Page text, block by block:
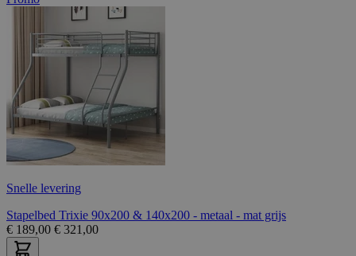
Snelle levering
Stapelbed Trixie 90x200 & 140x200 - metaal - mat grijs
€ 189,00 € 321,00